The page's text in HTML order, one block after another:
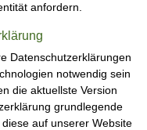
anfordern.
Datenschutzerklärungen
notwendig sein
die aktuellste Version
grundlegende
auf unserer Website